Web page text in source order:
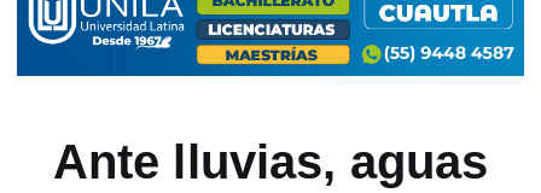
Ante lluvias, aguas